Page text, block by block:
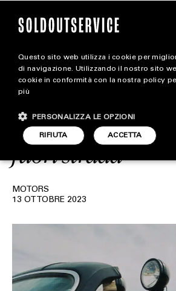
extra
ALL EXTRA
ART & DESIGN
CINEMA
MOTORS
SOUND
Bad Bunny ha
trasformato una
Royce Silver
fuori strada
MOTORS
13 OTTOBRE 2023
Questo sito web utilizza i cookie per
di navigazione. Utilizzando il nostro sito
cookie in conformità con la nostra policy
più
ACCETTA
RIFIUTA
PERSONALIZZA LE OPZIONI